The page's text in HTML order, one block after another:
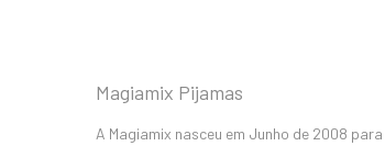
Magiamix Pijamas
A Magiamix nasceu em Junho de 2008 para